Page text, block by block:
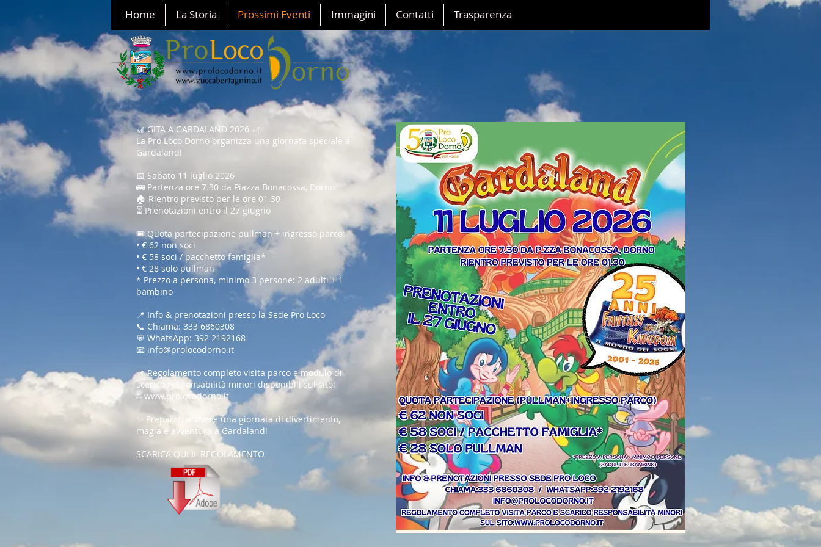
Home La Storia Prossimi Eventi Immagini Contatti Trasparenza
🎢 GITA A GARDALAND 2026 🎢
La Pro Loco Dorno organizza una giornata speciale a
Gardaland!
📅 Sabato 11 luglio 2026
🚌 Partenza ore 7.30 da Piazza Bonacossa, Dorno
🏠 Rientro previsto per le ore 01.30
⏳ Prenotazioni entro il 27 giugno
🎟️ Quota partecipazione pullman + ingresso parco:
• € 62 non soci
• € 58 soci / pacchetto famiglia*
• € 28 solo pullman
* Prezzo a persona, minimo 3 persone: 2 adulti + 1
bambino
📍 Info & prenotazioni presso la Sede Pro Loco
📞 Chiama: 333 6860308
💬 WhatsApp: 392 2192168
📧 info@prolocodorno.it
📌 Regolamento completo visita parco e modulo di
scarico responsabilità minori disponibili sul sito:
🌐www.prolocodorno.it
✨ Preparati a vivere una giornata di divertimento,
magia e avventura a Gardaland!
SCARICA QUI IL REGOLAMENTO